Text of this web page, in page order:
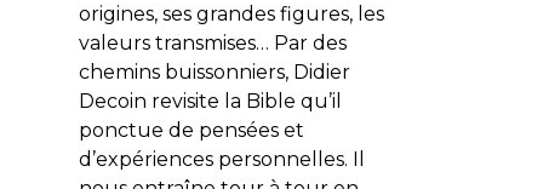
origines, ses grandes figures, les
valeurs transmises… Par des
chemins buissonniers, Didier
Decoin revisite la Bible qu’il
ponctue de pensées et
d’expériences personnelles. Il